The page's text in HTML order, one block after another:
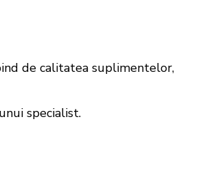
de calitatea suplimentelor,
specialist.